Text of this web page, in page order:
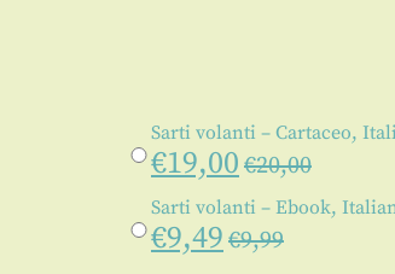
Sarti volanti – Cartaceo,
€19,00 €20,00
Sarti volanti – Ebook,
€9,49 €9,99